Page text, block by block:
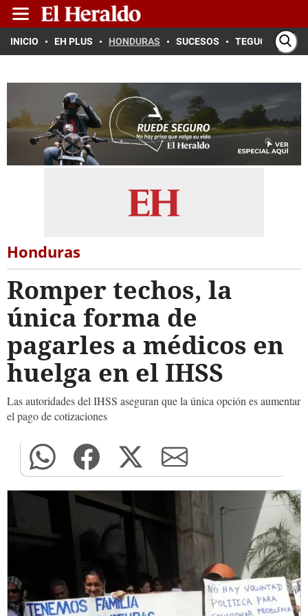
INICIO EH PLUS HONDURAS SUCESOS TEGUCIGALPA
Honduras
Romper techos, la
única forma de
pagarles a médicos en
huelga en el IHSS
Las autoridades del IHSS aseguran que la única opción es aumentar
el pago de cotizaciones